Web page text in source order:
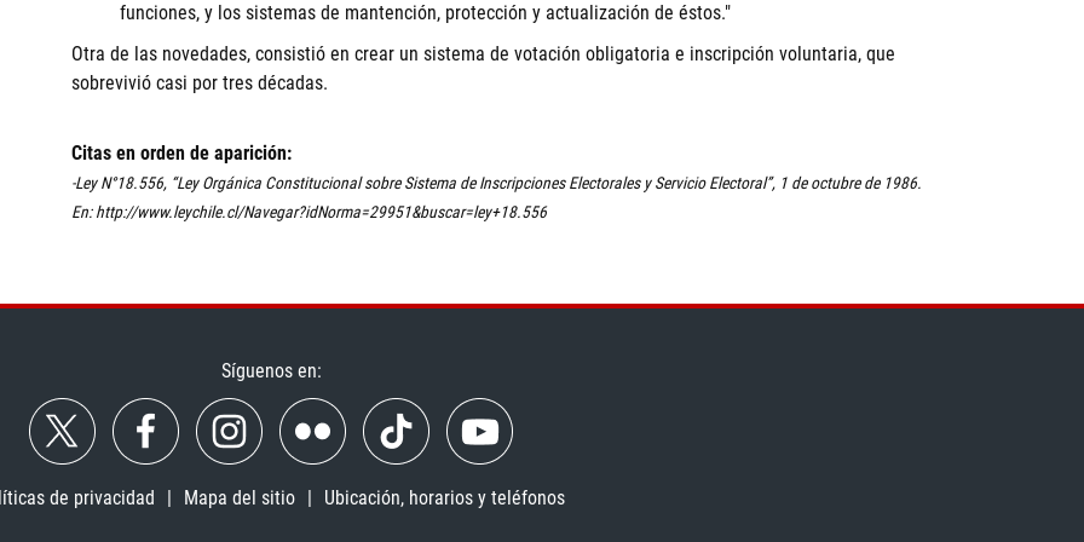
funciones, y los sistemas de mantención, protección y actualización de éstos."
Otra de las novedades, consistió en crear un sistema de votación obligatoria e inscripción voluntaria, que
sobrevivió casi por tres décadas.
Citas en orden de aparición:
-Ley N°18.556, “Ley Orgánica Constitucional sobre Sistema de Inscripciones Electorales y Servicio Electoral”, 1 de octubre de 1986.
En: http://www.leychile.cl/Navegar?idNorma=29951&buscar=ley+18.556
Síguenos en:
de privacidad Mapa del sitio Ubicación, horarios y teléfonos